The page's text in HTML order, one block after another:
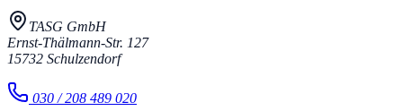
TASG GmbH
Ernst-Thälmann-Str. 127
15732 Schulzendorf
030 / 208 489 020